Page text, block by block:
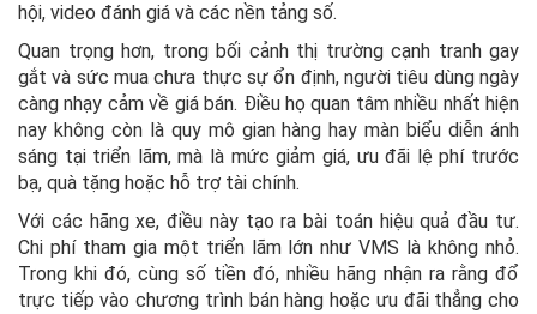
hội, video đánh giá và các nền tảng số.
Quan trọng hơn, trong bối cảnh thị trường cạnh tranh gay
gắt và sức mua chưa thực sự ổn định, người tiêu dùng ngày
càng nhạy cảm về giá bán. Điều họ quan tâm nhiều nhất hiện
nay không còn là quy mô gian hàng hay màn biểu diễn ánh
sáng tại triển lãm, mà là mức giảm giá, ưu đãi lệ phí trước
bạ, quà tặng hoặc hỗ trợ tài chính.
Với các hãng xe, điều này tạo ra bài toán hiệu quả đầu tư.
Chi phí tham gia một triển lãm lớn như VMS là không nhỏ.
Trong khi đó, cùng số tiền đó, nhiều hãng nhận ra rằng đổ
trực tiếp vào chương trình bán hàng hoặc ưu đãi thẳng cho